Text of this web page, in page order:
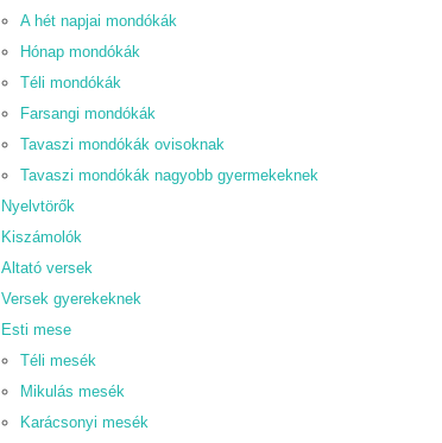
A hét napjai mondókák
Hónap mondókák
Téli mondókák
Farsangi mondókák
Tavaszi mondókák ovisoknak
Tavaszi mondókák nagyobb gyermekeknek
Nyelvtörők
Kiszámolók
Altató versek
Versek gyerekeknek
Esti mese
Téli mesék
Mikulás mesék
Karácsonyi mesék